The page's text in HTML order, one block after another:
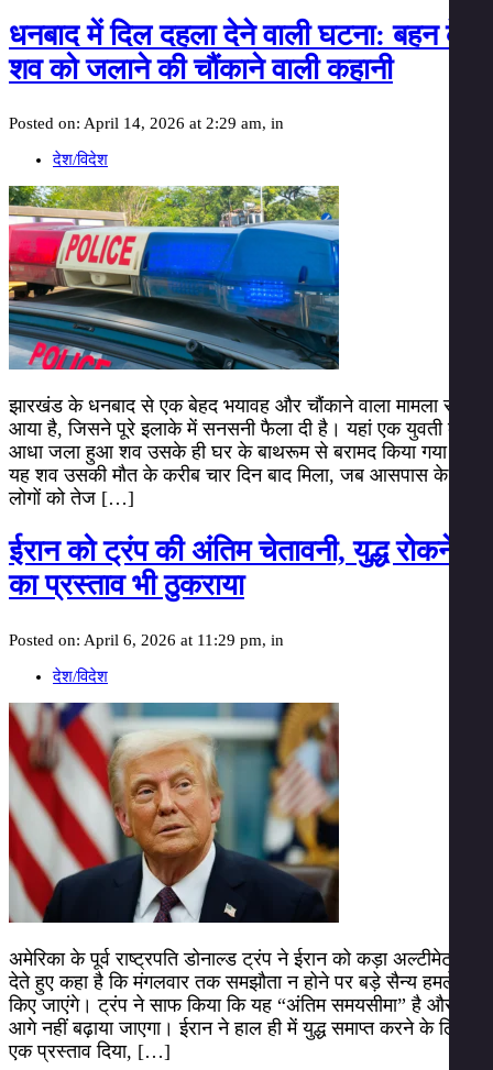
धनबाद में दिल दहला देने वाली घटना: बहन के
शव को जलाने की चौंकाने वाली कहानी
Posted on: April 14, 2026 at 2:29 am, in
देश/विदेश
झारखंड के धनबाद से एक बेहद भयावह और चौंकाने वाला मामला सामने
आया है, जिसने पूरे इलाके में सनसनी फैला दी है। यहां एक युवती का
आधा जला हुआ शव उसके ही घर के बाथरूम से बरामद किया गया।
यह शव उसकी मौत के करीब चार दिन बाद मिला, जब आसपास के
लोगों को तेज […]
ईरान को ट्रंप की अंतिम चेतावनी, युद्ध रोकने
का प्रस्ताव भी ठुकराया
Posted on: April 6, 2026 at 11:29 pm, in
देश/विदेश
अमेरिका के पूर्व राष्ट्रपति डोनाल्ड ट्रंप ने ईरान को कड़ा अल्टीमेटम
देते हुए कहा है कि मंगलवार तक समझौता न होने पर बड़े सैन्य हमले
किए जाएंगे। ट्रंप ने साफ किया कि यह “अंतिम समयसीमा” है और इसे
आगे नहीं बढ़ाया जाएगा। ईरान ने हाल ही में युद्ध समाप्त करने के लिए
एक प्रस्ताव दिया, […]